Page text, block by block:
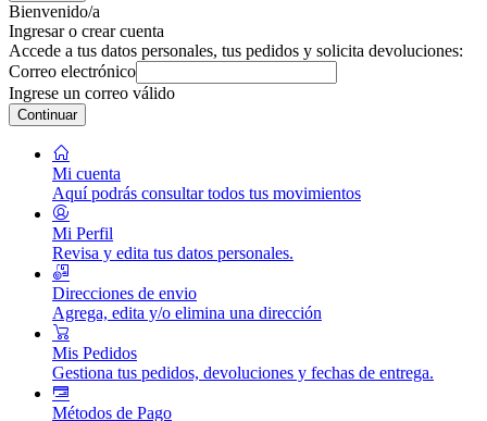
Bienvenido/a
Ingresar o crear cuenta
Accede a tus datos personales, tus pedidos y solicita devoluciones:
Correo electrónico
Ingrese un correo válido
Continuar
Mi cuenta
Aquí podrás consultar todos tus movimientos
Mi Perfil
Revisa y edita tus datos personales.
Direcciones de envio
Agrega, edita y/o elimina una dirección
Mis Pedidos
Gestiona tus pedidos, devoluciones y fechas de entrega.
Métodos de Pago